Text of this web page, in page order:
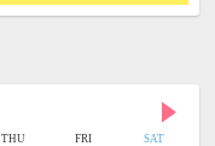
THU FRI SAT